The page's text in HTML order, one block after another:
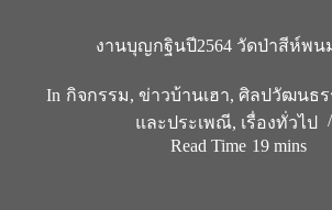
งานบุญกฐินปี2564 วัดป่าสีห์พน
In กิจกรรม, ข่าวบ้านเฮา, ศิลปวัฒนธร
และประเพณี, เรื่องทั่วไป
Read Time 19 mins